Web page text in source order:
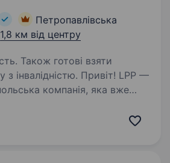
Петропавлівська
1,8 км від центру
Також готові взяти
Привіт! LPP —
компанія, яка вже
Наша компанія керує